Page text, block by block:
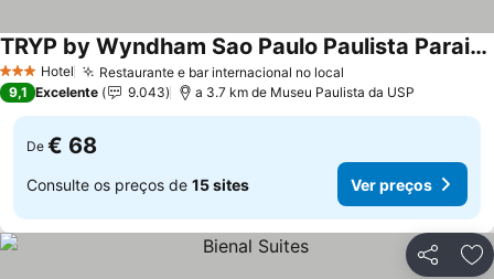
3 EstrelasHotel Restaurante e bar internacional no local
TRYP by Wyndham Sao Paulo Paulista Paraiso
Ver preços
9,1 Excelente 9.043 a 3.7 km de Museu Paulista da USP
De € 68
Consulte os preços de 15 sites Ver preços
Partilhar